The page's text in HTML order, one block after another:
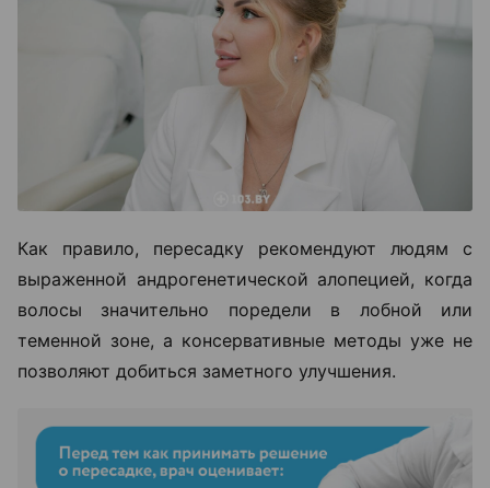
Как правило, пересадку рекомендуют людям с
выраженной андрогенетической алопецией, когда
волосы значительно поредели в лобной или
теменной зоне, а консервативные методы уже не
позволяют добиться заметного улучшения.